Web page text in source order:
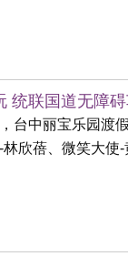
统联国道无障
台中丽宝乐园渡
欣蓓、微笑大使